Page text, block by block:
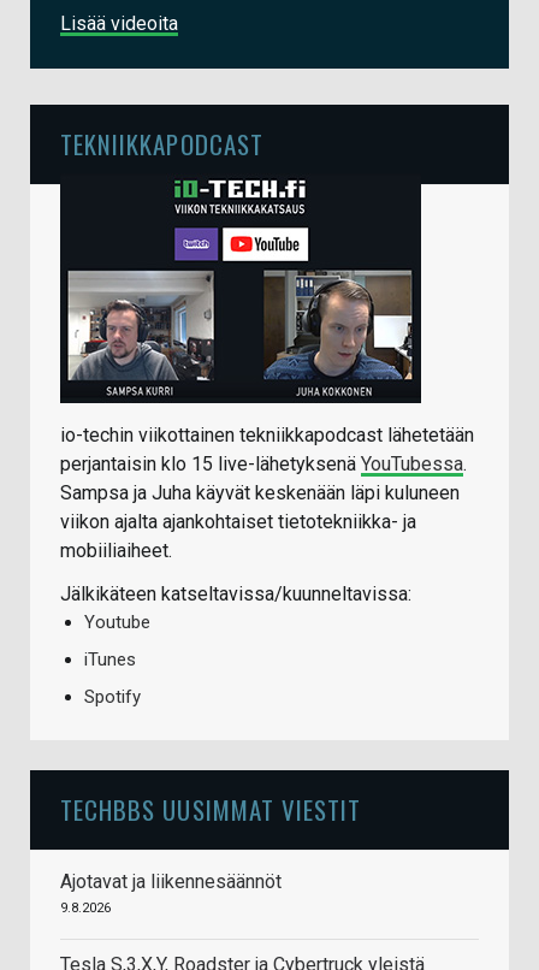
Lisää videoita
TEKNIIKKAPODCAST
io-techin viikottainen tekniikkapodcast lähetetään
perjantaisin klo 15 live-lähetyksenä YouTubessa.
Sampsa ja Juha käyvät keskenään läpi kuluneen
viikon ajalta ajankohtaiset tietotekniikka- ja
mobiiliaiheet.
Jälkikäteen katseltavissa/kuunneltavissa:
Youtube
iTunes
Spotify
TECHBBS UUSIMMAT VIESTIT
Ajotavat ja liikennesäännöt
9.8.2026
Tesla S,3,X,Y, Roadster ja Cybertruck yleistä